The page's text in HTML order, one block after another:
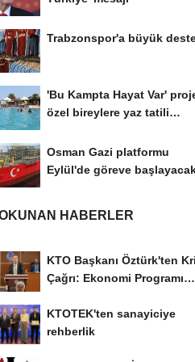
Trabzonspor'a büyük
'Bu Kampta Hayat Var'
özel bireylere yaz tatili
Osman Gazi platformu
Eylül'de göreve
HABERLER
KTO Başkanı Öztürk'ten
Çağrı: Ekonomi Programı
KTOTEK'ten sanayiciye
rehberlik